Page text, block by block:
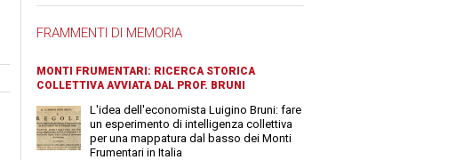
FRAMMENTI DI MEMORIA
MONTI FRUMENTARI: RICERCA STORICA
COLLETTIVA AVVIATA DAL PROF. BRUNI
L'idea dell'economista Luigino Bruni: fare
un esperimento di intelligenza collettiva
per una mappatura dal basso dei Monti
Frumentari in Italia